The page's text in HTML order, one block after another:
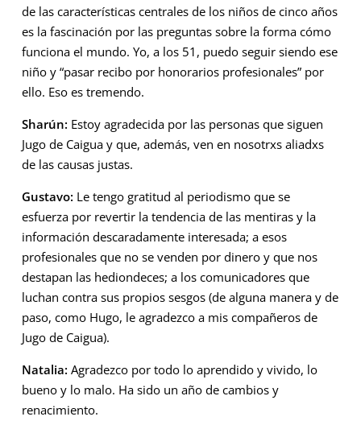
de las características centrales de los niños de cinco años
es la fascinación por las preguntas sobre la forma cómo
funciona el mundo. Yo, a los 51, puedo seguir siendo ese
niño y “pasar recibo por honorarios profesionales” por
ello. Eso es tremendo.
Sharún: Estoy agradecida por las personas que siguen
Jugo de Caigua y que, además, ven en nosotrxs aliadxs
de las causas justas.
Gustavo: Le tengo gratitud al periodismo que se
esfuerza por revertir la tendencia de las mentiras y la
información descaradamente interesada; a esos
profesionales que no se venden por dinero y que nos
destapan las hediondeces; a los comunicadores que
luchan contra sus propios sesgos (de alguna manera y de
paso, como Hugo, le agradezco a mis compañeros de
Jugo de Caigua).
Natalia: Agradezco por todo lo aprendido y vivido, lo
bueno y lo malo. Ha sido un año de cambios y
renacimiento.